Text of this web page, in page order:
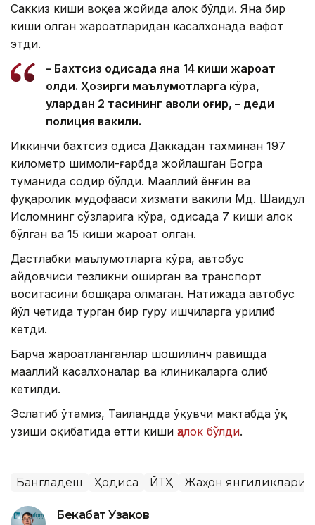
Саккиз киши воқеа жойида ҳалок бўлди. Яна бир
киши олган жароҳатларидан касалхонада вафот
этди.
– Бахтсиз ҳодисада яна 14 киши жароҳат
олди. Ҳозирги маълумотларга кўра,
улардан 2 тасининг аҳволи оғир, – деди
полиция вакили.
Иккинчи бахтсиз ҳодиса Даккадан тахминан 197
километр шимоли-ғарбда жойлашган Богра
туманида содир бўлди. Маҳаллий ёнғин ва
фуқаролик мудофааси хизмати вакили Мд. Шаҳидул
Исломнинг сўзларига кўра, ҳодисада 7 киши ҳалок
бўлган ва 15 киши жароҳат олган.
Дастлабки маълумотларга кўра, автобус
ҳайдовчиси тезликни оширган ва транспорт
воситасини бошқара олмаган. Натижада автобус
йўл четида турган бир гуруҳ ишчиларга урилиб
кетди.
Барча жароҳатланганлар шошилинч равишда
маҳаллий касалхоналар ва клиникаларга олиб
кетилди.
Эслатиб ўтамиз, Таиландда ўқувчи мактабда ўқ
узиши оқибатида етти киши ҳалок бўлди.
Бангладеш Ҳодиса ЙТҲ Жаҳон янгиликлари
Бекабат Узаков